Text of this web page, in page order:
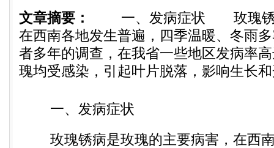
文章摘要：
一、发病症状 玫瑰锈
在西南各地发生普遍，四季温暖、冬雨
者多年的调查，在我省一些地区发病率
瑰均受感染，引起叶片脱落，影响生长
一、发病症状
玫瑰锈病是玫瑰的主要病害，在西南